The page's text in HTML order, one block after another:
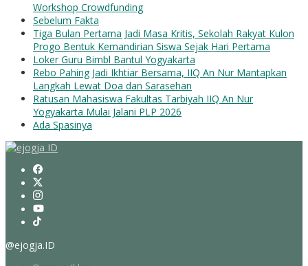
Workshop Crowdfunding
Sebelum Fakta
Tiga Bulan Pertama Jadi Masa Kritis, Sekolah Rakyat Kulon
Progo Bentuk Kemandirian Siswa Sejak Hari Pertama
Loker Guru Bimbl Bantul Yogyakarta
Rebo Pahing Jadi Ikhtiar Bersama, IIQ An Nur Mantapkan
Langkah Lewat Doa dan Sarasehan
Ratusan Mahasiswa Fakultas Tarbiyah IIQ An Nur
Yogyakarta Mulai Jalani PLP 2026
Ada Spasinya
@ejogja.ID